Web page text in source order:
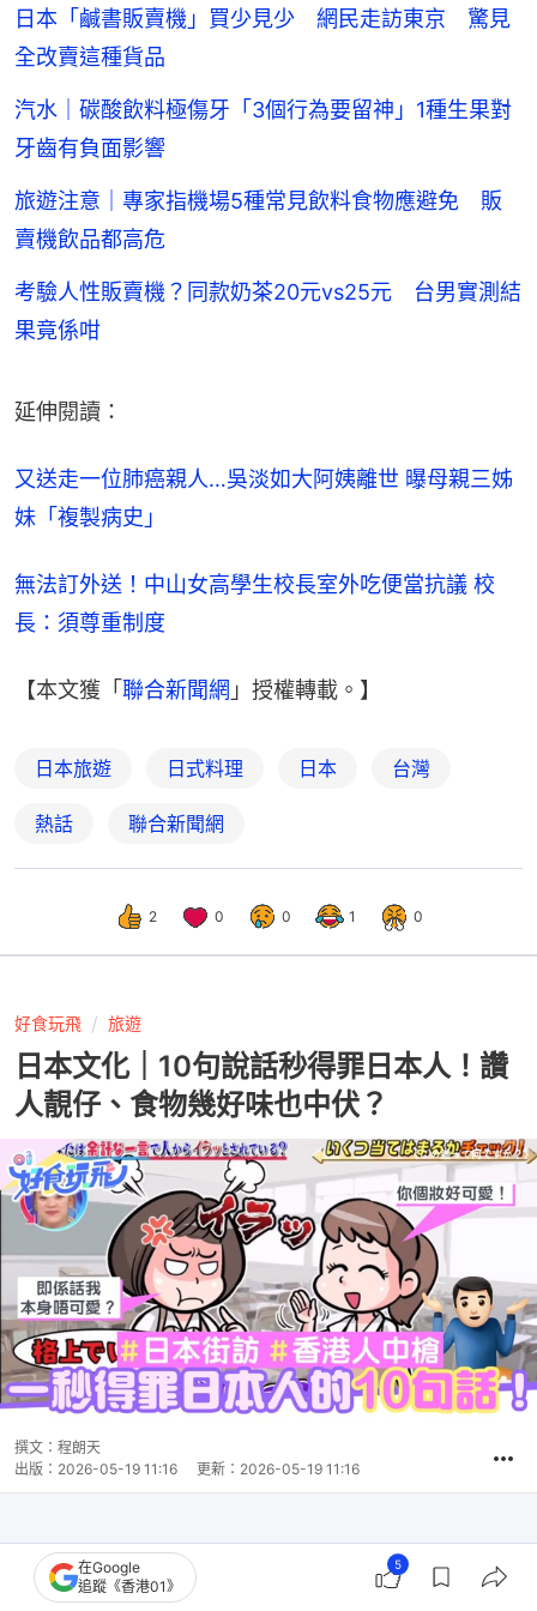
日本「鹹書販賣機」買少見少 網民走訪東京 驚見
全改賣這種貨品
汽水｜碳酸飲料極傷牙「3個行為要留神」1種生果對
牙齒有負面影響
旅遊注意｜專家指機場5種常見飲料食物應避免 販
賣機飲品都高危
考驗人性販賣機？同款奶茶20元vs25元 台男實測結
果竟係咁
延伸閱讀：
又送走一位肺癌親人…吳淡如大阿姨離世 曝母親三姊
妹「複製病史」
無法訂外送！中山女高學生校長室外吃便當抗議 校
長：須尊重制度
【本文獲「 聯合新聞網 」授權轉載。】
日本旅遊 日式料理 日本 台灣
熱話 聯合新聞網
2 0 0 1 0
好食玩飛 旅遊
日本文化｜10句說話秒得罪日本人！讚
人靚仔、食物幾好味也中伏？
撰文： 程朗天
出版： 2026-05-19 11:16 更新： 2026-05-19 11:16
在Google
追蹤《香港01》
5